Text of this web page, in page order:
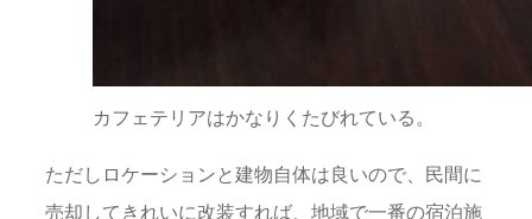
カフェテリアはかなりくたびれている。
ただしロケーションと建物自体は良いので、民間に
売却してきれいに改装すれば、地域で一番の宿泊施